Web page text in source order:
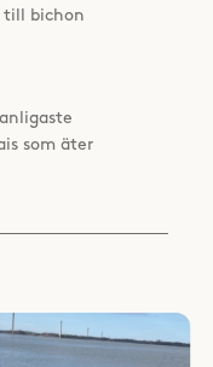
till bichon
som äter